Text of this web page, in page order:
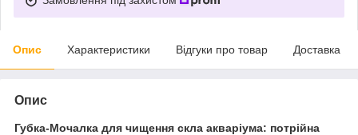
Опис Характеристики Відгуки про товар Доставка
Опис
Губка-Мочалка для чищення скла акваріума: потрійна